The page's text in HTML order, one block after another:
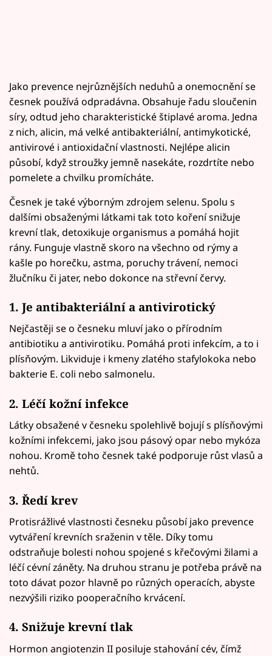
Jako prevence nejrůznějších neduhů a onemocnění se
česnek používá odpradávna. Obsahuje řadu sloučenin
síry, odtud jeho charakteristické štiplavé aroma. Jedna
z nich, alicin, má velké antibakteriální, antimykotické,
antivirové i antioxidační vlastnosti. Nejlépe alicin
působí, když stroužky jemně nasekáte, rozdrtíte nebo
pomelete a chvilku promícháte.
Česnek je také výborným zdrojem selenu. Spolu s
dalšími obsaženými látkami tak toto koření snižuje
krevní tlak, detoxikuje organismus a pomáhá hojit
rány. Funguje vlastně skoro na všechno od rýmy a
kašle po horečku, astma, poruchy trávení, nemoci
žlučníku či jater, nebo dokonce na střevní červy.
1. Je antibakteriální a antivirotický
Nejčastěji se o česneku mluví jako o přírodním
antibiotiku a antivirotiku. Pomáhá proti infekcím, a to i
plísňovým. Likviduje i kmeny zlatého stafylokoka nebo
bakterie E. coli nebo salmonelu.
2. Léčí kožní infekce
Látky obsažené v česneku spolehlivě bojují s plísňovými
kožními infekcemi, jako jsou pásový opar nebo mykóza
nohou. Kromě toho česnek také podporuje růst vlasů a
nehtů.
3. Ředí krev
Protisrážlivé vlastnosti česneku působí jako prevence
vytváření krevních sraženin v těle. Díky tomu
odstraňuje bolesti nohou spojené s křečovými žilami a
léčí cévní záněty. Na druhou stranu je potřeba právě na
toto dávat pozor hlavně po různých operacích, abyste
nezvýšili riziko pooperačního krvácení.
4. Snižuje krevní tlak
Hormon angiotenzin II posiluje stahování cév, čímž